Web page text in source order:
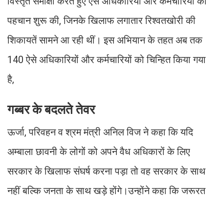
पहचान शुरू की, जिनके खिलाफ लगातार रिश्वतखोरी की
शिकायतें सामने आ रही थीं। इस अभियान के तहत अब तक
140 ऐसे अधिकारियों और कर्मचारियों को चिन्हित किया गया
है,
गब्बर के बदलते तेवर
ऊर्जा, परिवहन व श्रम मंत्री अनिल विज ने कहा कि यदि
अम्बाला छावनी के लोगों को अपने वैध अधिकारों के लिए
सरकार के खिलाफ संघर्ष करना पड़ा तो वह सरकार के साथ
नहीं बल्कि जनता के साथ खड़े होंगे।उन्होंने कहा कि जरूरत